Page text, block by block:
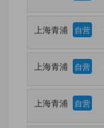
上海青浦 自营
上海青浦 自营
上海青浦 自营